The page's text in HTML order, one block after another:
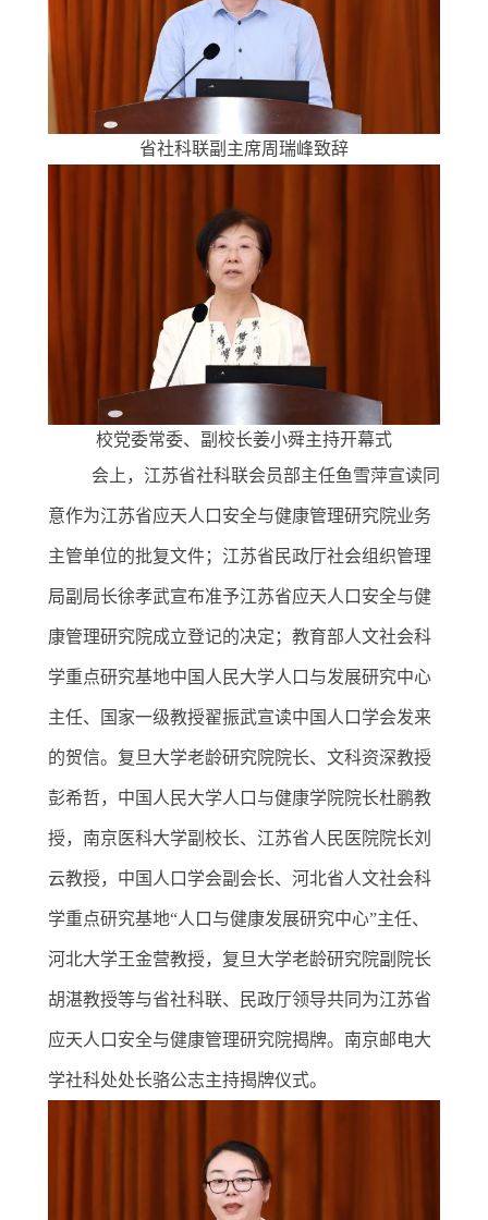
省社科联副主席周瑞峰致辞
校党委常委、副校长姜小舜主持开幕式
会上，江苏省社科联会员部主任鱼雪萍宣读同
意作为江苏省应天人口安全与健康管理研究院业务
主管单位的批复文件；江苏省民政厅社会组织管理
局副局长徐孝武宣布准予江苏省应天人口安全与健
康管理研究院成立登记的决定；教育部人文社会科
学重点研究基地中国人民大学人口与发展研究中心
主任、国家一级教授翟振武宣读中国人口学会发来
的贺信。复旦大学老龄研究院院长、文科资深教授
彭希哲，中国人民大学人口与健康学院院长杜鹏教
授，南京医科大学副校长、江苏省人民医院院长刘
云教授，中国人口学会副会长、河北省人文社会科
学重点研究基地“人口与健康发展研究中心”主任、
河北大学王金营教授，复旦大学老龄研究院副院长
胡湛教授等与省社科联、民政厅领导共同为江苏省
应天人口安全与健康管理研究院揭牌。南京邮电大
学社科处处长骆公志主持揭牌仪式。